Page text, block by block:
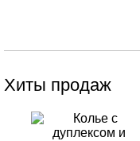
Хиты продаж